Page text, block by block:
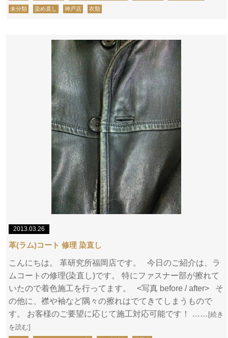
未分類 染め直し 神戸店 衣類
2013.03.26
革(ラム)コート 修理 染直し
こんにちは。 革研究所福岡店です。 今日のご紹介は、ラ
ムコートの修理(染直し)です。 特にファスナー部が擦れて
いたので着色施工を行ってます。 <写真 before / after> そ
の他に、襟や袖など隅々の擦れはでてきてしまうもので
す。 お客様のご要望に応じて施工対応可能です！ …… [続き
を読む]